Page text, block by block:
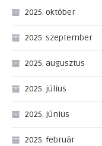
2025. október
2025. szeptember
2025. augusztus
2025. július
2025. június
2025. február